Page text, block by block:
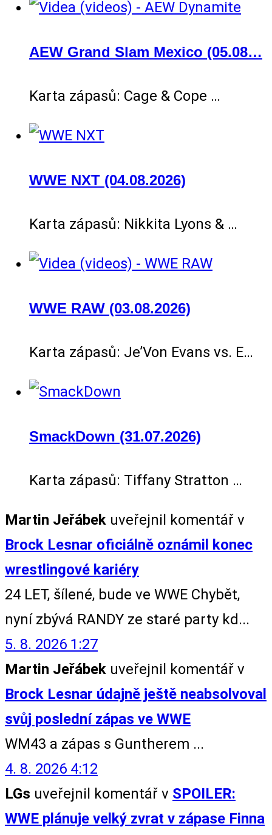
AEW Grand Slam Mexico (05.08…
Karta zápasů: Cage & Cope …
WWE NXT (04.08.2026)
Karta zápasů: Nikkita Lyons & …
WWE RAW (03.08.2026)
Karta zápasů: Je’Von Evans vs. E…
SmackDown (31.07.2026)
Karta zápasů: Tiffany Stratton …
Martin Jeřábek uveřejnil komentář v
Brock Lesnar oficiálně oznámil konec
wrestlingové kariéry
24 LET, šílené, bude ve WWE Chybět,
nyní zbývá RANDY ze staré party kd...
5. 8. 2026 1:27
Martin Jeřábek uveřejnil komentář v
Brock Lesnar údajně ještě neabsolvoval
svůj poslední zápas ve WWE
WM43 a zápas s Guntherem ...
4. 8. 2026 4:12
LGs uveřejnil komentář v SPOILER:
WWE plánuje velký zvrat v zápase Finna